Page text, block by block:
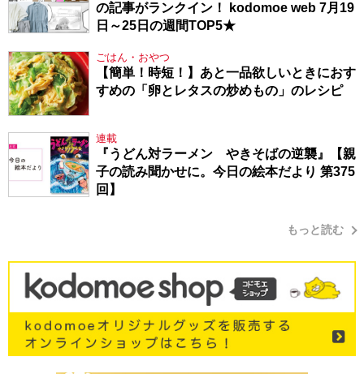
の記事がランクイン！ kodomoe web 7月19
日～25日の週間TOP5★
ごはん・おやつ
【簡単！時短！】あと一品欲しいときにおす
すめの「卵とレタスの炒めもの」のレシピ
連載
『うどん対ラーメン やきそばの逆襲』【親
子の読み聞かせに。今日の絵本だより 第375
回】
もっと読む